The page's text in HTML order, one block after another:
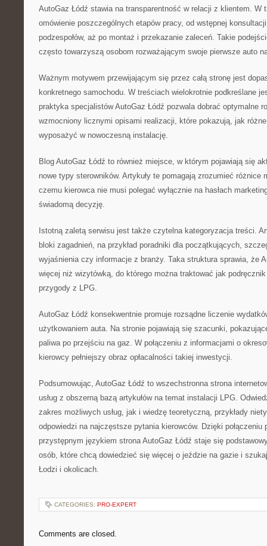
AutoGaz Łódź stawia na transparentność w relacji z klientem. W
omówienie poszczególnych etapów pracy, od wstępnej
podzespołów, aż po montaż i przekazanie zaleceń. Takie
często towarzyszą osobom rozważającym swoje pierwsze auto
Ważnym motywem przewijającym się przez całą stronę jest
konkretnego samochodu. W treściach wielokrotnie podkreślane
praktyka specjalistów AutoGaz Łódź pozwala dobrać optymalne
wzmocniony licznymi opisami realizacji, które pokazują, jak
wyposażyć w nowoczesną instalację.
Blog AutoGaz Łódź to również miejsce, w którym pojawiają się
nowe typy sterowników. Artykuły te pomagają zrozumieć różnice
czemu kierowca nie musi polegać wyłącznie na hasłach
świadomą decyzję.
Istotną zaletą serwisu jest także czytelna kategoryzacja treści.
bloki zagadnień, na przykład poradniki dla początkujących,
wyjaśnienia czy informacje z branży. Taka struktura sprawia, że
więcej niż wizytówką, do którego można traktować jak
przygody z LPG.
AutoGaz Łódź konsekwentnie promuje rozsądne liczenie
użytkowaniem auta. Na stronie pojawiają się szacunki,
paliwa po przejściu na gaz. W połączeniu z informacjami o
kierowcy pełniejszy obraz opłacalności takiej inwestycji.
Podsumowując, AutoGaz Łódź to wszechstronna strona
usług z obszerną bazą artykułów na temat instalacji LPG.
zakres możliwych usług, jak i wiedzę teoretyczną, przykłady
odpowiedzi na najczęstsze pytania kierowców. Dzięki połączeniu
przystępnym językiem strona AutoGaz Łódź staje się
osób, które chcą dowiedzieć się więcej o jeździe na gazie i
Łodzi i okolicach.
CATEGORIES: PRO-EXPERT
Comments are closed.